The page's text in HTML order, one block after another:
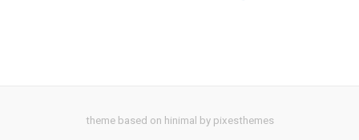
theme based on hinimal by pixesthemes